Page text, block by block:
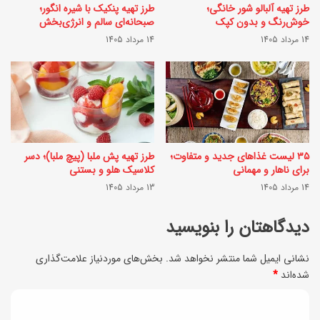
ن
م
؟
(
ج
م
ع
ه
2
ا
س
ف
د
ر
م
طرز تهیه آلبالو شور خانگی؛
خوش‌رنگ و بدون کپک
14 مرداد 1405
طرز تهیه پنکیک با شیره انگور؛
صبحانه‌ای سالم و انرژی‌بخش
14 مرداد 1405
۳۵ لیست غذاهای جدید و متفاوت؛
برای ناهار و مهمانی
14 مرداد 1405
طرز تهیه پش ملبا (پیچ ملبا)؛ دسر
کلاسیک هلو و بستنی
13 مرداد 1405
دیدگاهتان را بنویسید
نشانی ایمیل شما منتشر نخواهد شد. بخش‌های موردنیاز علامت‌گذاری
شده‌اند *